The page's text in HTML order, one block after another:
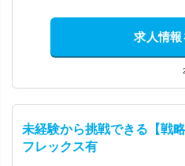
求人情報
未経験から挑戦できる【戦
フレックス有